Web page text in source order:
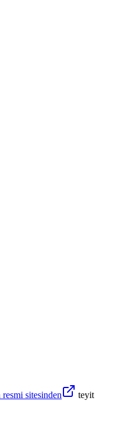
sitesinden
teyit